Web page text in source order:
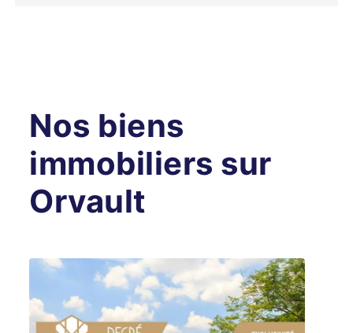
Nos biens
immobiliers sur
Orvault